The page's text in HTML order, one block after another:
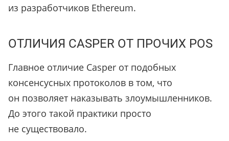
из разработчиков Ethereum.
ОТЛИЧИЯ CASPER ОТ ПРОЧИХ POS
Главное отличие Casper от подобных
консенсусных протоколов в том, что
он позволяет наказывать злоумышленников.
До этого такой практики просто
не существовало.